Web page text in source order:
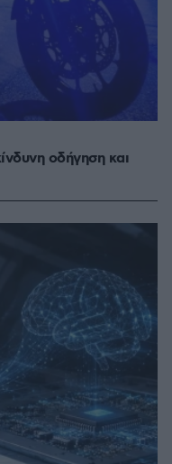
οδήγηση και